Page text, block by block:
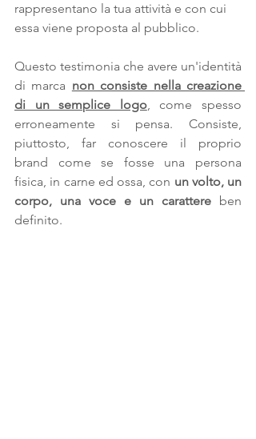
rappresentano la tua attività e con cui
essa viene proposta al pubblico.
Questo testimonia che avere un'identità
di marca non consiste nella creazione
di un semplice logo, come spesso
erroneamente si pensa. Consiste,
piuttosto, far conoscere il proprio
brand come se fosse una persona
fisica, in carne ed ossa, con un volto, un
corpo, una voce e un carattere ben
definito.